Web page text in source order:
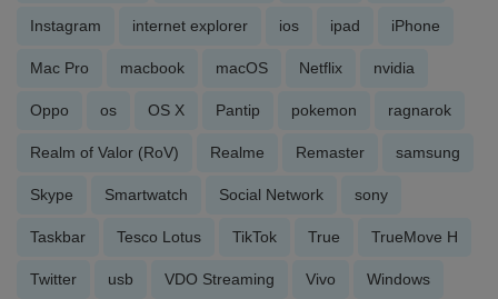
Instagram internet explorer ios ipad iPhone
Mac Pro macbook macOS Netflix nvidia
Oppo os OS X Pantip pokemon ragnarok
Realm of Valor (RoV) Realme Remaster samsung
Skype Smartwatch Social Network sony
Taskbar Tesco Lotus TikTok True TrueMove H
Twitter usb VDO Streaming Vivo Windows